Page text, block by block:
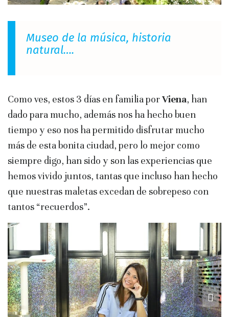
Museo de la música, historia
natural….
Como ves, estos 3 días en familia porViena, han
dado para mucho, además nos ha hecho buen
tiempo y eso nos ha permitido disfrutar mucho
más de esta bonita ciudad, pero lo mejor como
siempre digo, han sido y son las experiencias que
hemos vivido juntos, tantas que incluso han hecho
que nuestras maletas excedan de sobrepeso con
tantos “recuerdos”.